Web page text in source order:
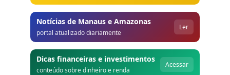
Notícias de Manaus e Amazonas
portal atualizado diariamente
Ler
Dicas financeiras e investimentos
conteúdo sobre dinheiro e renda
Acessar